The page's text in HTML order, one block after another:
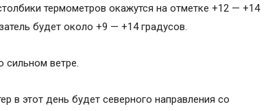
термометров окажутся на отметке +12 — +14
будет около +9 — +14 градусов.
сильном ветре.
в этот день будет северного направления со